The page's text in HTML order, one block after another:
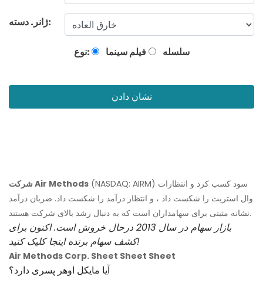
ژانر. دسته:
نوع: فیلم سینما سلسله
نشان دادن
شرکت Air Methods (NASDAQ: AIRM) سود کسب کرد و انتظارات
وال استریت را شکست داد ، و انتظار درآمد را شکست داد. ضربان درآمد
نشانه مثبتی برای سهامداران است که به دنبال رشد بالای شرکت هستند.
بازار سهام در سال 2013 درحال خروش است. اکنون برای
کشف سهام برنده اینجا کلیک کنید!
Air Methods Corp. Sheet Sheet Sheet
آیا مایکل اوهر پسری دارد؟